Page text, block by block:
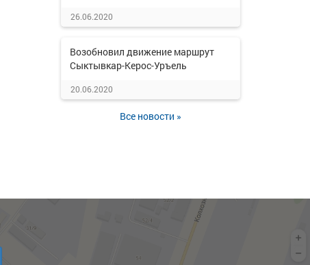
26.06.2020
Возобновил движение маршрут
Сыктывкар-Керос-Уръель
20.06.2020
Все новости »